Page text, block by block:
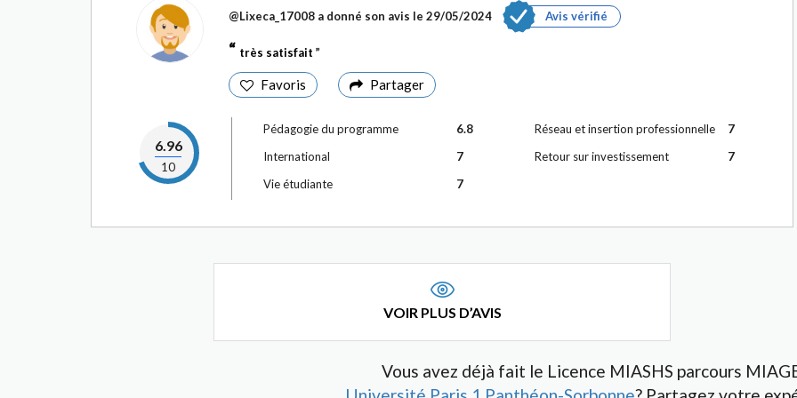
@Lixeca_17008 a donné son avis le 29/05/2024 Avis vérifié
très satisfait
Favoris Partager
6.96
10
Pédagogie du programme
6.8
International
7
Vie étudiante
7
Réseau et insertion professionnelle
7
Retour sur investissement
7
VOIR PLUS D’AVIS
Vous avez déjà fait le Licence MIASHS parcours